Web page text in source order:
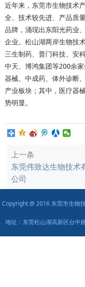
近年来，东莞市生物技术
全、技术较先进、产品质
品牌，涌现出东阳光药业
企业。松山湖两岸生物技
三生制药、普门科技、安
中天、博鸿集团等200余
器械、中成药、体外诊断
产业板块；其中，医疗器
势明显。
上一条
东莞伟致达生物技术
公司
Copyright @ 2016 东莞市生物
地址：东莞松山湖高新区台中